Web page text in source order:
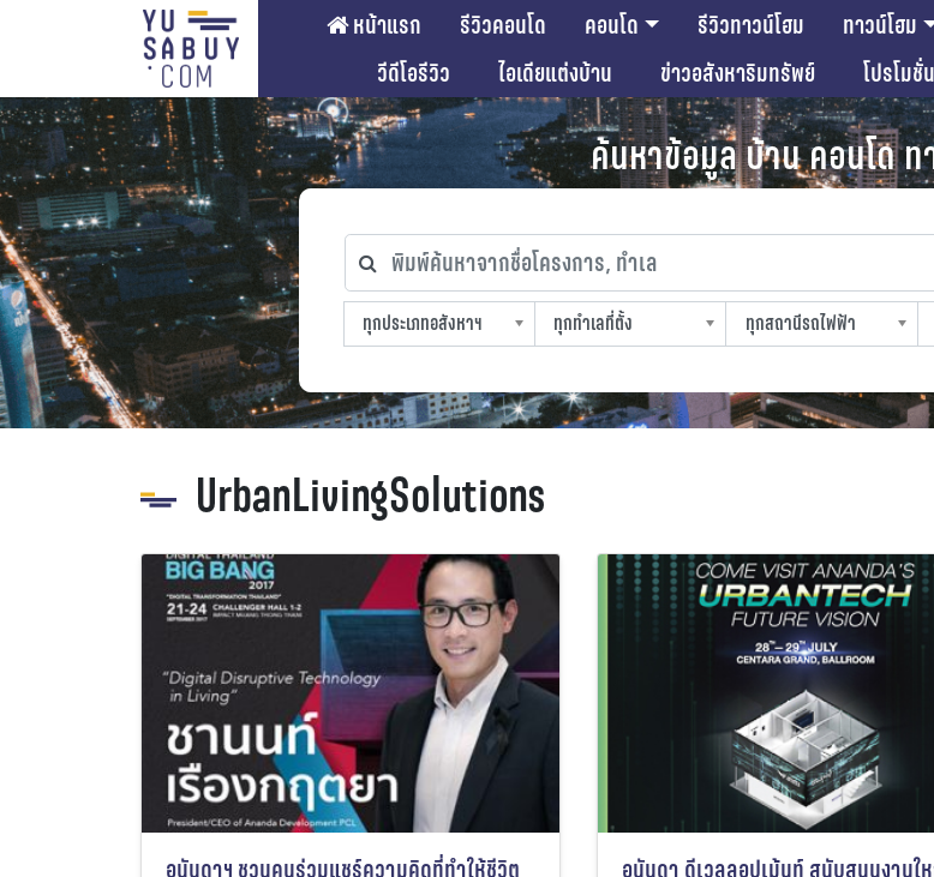
หน้าแรก รีวิวคอนโด คอนโด รีวิวทาวน์โฮม ทาวน์โฮม
วีดีโอรีวิว
ไอเดียแต่งบ้าน ข่าวอสังหาริมทรัพย์ โปรโมชั่
ค้นหาข้อมูล บ้าน คอนโด ท
พิมพ์ค้นหาจากชื่อโครงการ, ทำเล
ทุกประเภทอสังหาฯ
ทุกประเภทอสังหาฯ
ทุกทำเลที่ตั้ง
ทุกทำเลที่ตั้ง
ทุกสถานีรถไฟฟ้า
ทุกสถานีรถไฟฟ้า
ทุกช่วงราคา
UrbanLivingSolutions